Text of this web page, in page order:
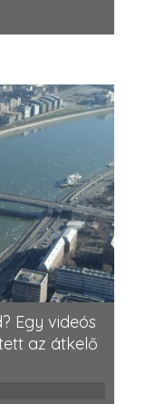
Egy videós
az átkelő